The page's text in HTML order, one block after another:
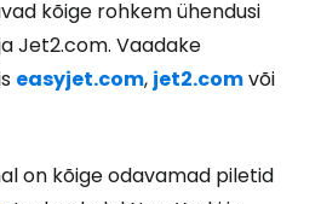
kõige rohkem ühendusi
Jet2.com. Vaadake
easyjet.com, jet2.comvõi
on kõige odavamad piletid